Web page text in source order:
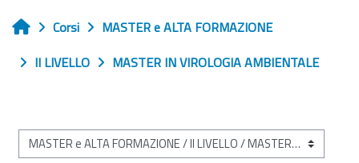
Home
Corsi
MASTER e ALTA FORMAZIONE
II LIVELLO
MASTER IN VIROLOGIA AMBIENTALE
Categorie di corso